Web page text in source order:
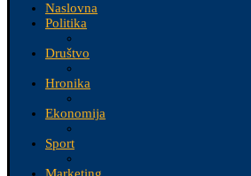
Naslovna
Politika
Društvo
Hronika
Ekonomija
Sport